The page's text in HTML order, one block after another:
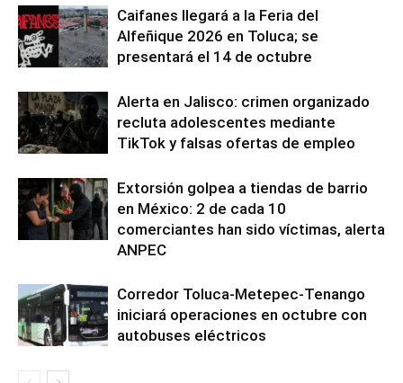
Caifanes llegará a la Feria del
Alfeñique 2026 en Toluca; se
presentará el 14 de octubre
Alerta en Jalisco: crimen organizado
recluta adolescentes mediante
TikTok y falsas ofertas de empleo
Extorsión golpea a tiendas de barrio
en México: 2 de cada 10
comerciantes han sido víctimas, alerta
ANPEC
Corredor Toluca-Metepec-Tenango
iniciará operaciones en octubre con
autobuses eléctricos